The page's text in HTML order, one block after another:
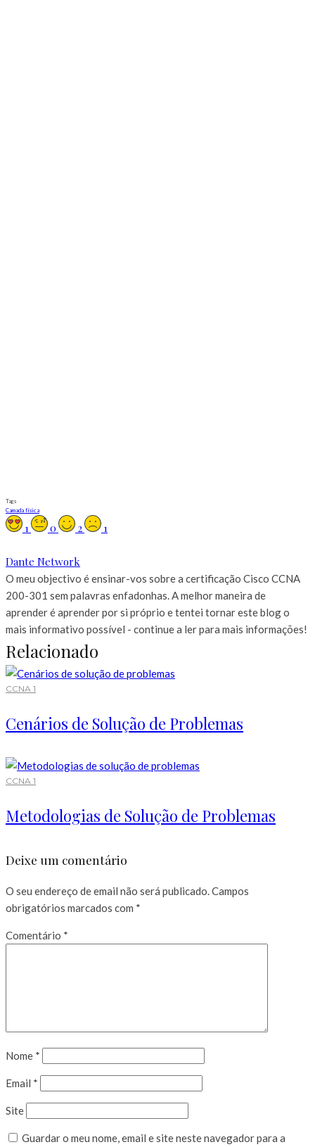
Tags
Camada física
1 0 2 1
Dante Network
O meu objectivo é ensinar-vos sobre a certificação Cisco CCNA
200-301 sem palavras enfadonhas. A melhor maneira de
aprender é aprender por si próprio e tentei tornar este blog o
mais informativo possível - continue a ler para mais informações!
Relacionado
CCNA 1
Cenários de Solução de Problemas
CCNA 1
Metodologias de Solução de Problemas
Deixe um comentário
O seu endereço de email não será publicado.Campos
obrigatórios marcados com *
Comentário *
Nome *
Email *
Site
Guardar o meu nome, email e site neste navegador para a